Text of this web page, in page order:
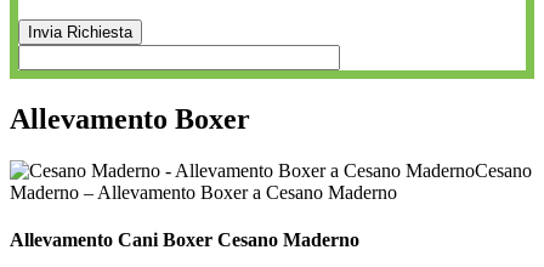
Allevamento Boxer
Cesano
Maderno – Allevamento Boxer a Cesano Maderno
Allevamento Cani Boxer Cesano Maderno